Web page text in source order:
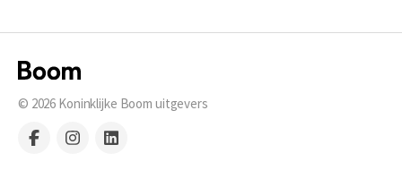
© 2026 Koninklijke Boom uitgevers